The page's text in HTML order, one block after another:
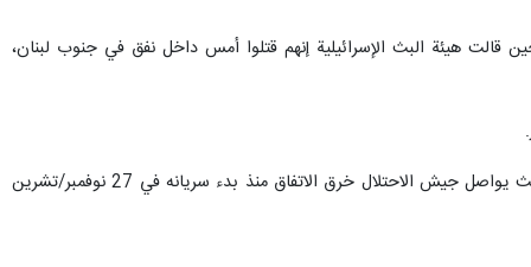
قالت هيئة البث الإسرائيلية إنهم قتلوا أمس داخل نفق في جنوب لبنان،
ويعد مقتل جنود الاحتلال الـ4 أول حادث من نوعه منذ دخول اتفاق وقف إطلاق النار قبل نحو 12 يوما حيز التنفيذ، حيث يواصل جيش الاحتلال خرق الاتفاق منذ بدء سريانه في 27 نوفمبر/تشرين